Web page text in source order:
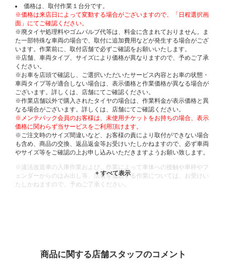
価格は、取付作業１台分です。
※価格は来店日によって変動する場合がございますので、「日程選択画
面」にてご確認ください。
※廃タイヤ処理料やゴムバルブ代等は、料金に含まれておりません。ま
た一部特殊な車両の場合で、取付に追加費用などが発生する場合がござ
います。作業前に、取付店舗で必ずご確認をお願いいたします。
※店舗、車両タイプ、サイズにより価格が異なりますので、予めご了承
ください。
※お車を店頭で確認し、ご選択いただいたサービス内容とお車の状態・
車両タイプ等が適合しない場合は、表示価格と作業価格が異なる場合が
ございます。詳しくは、店舗にてご確認ください。
※作業店舗以外で購入されたタイヤの場合は、作業料金が表示価格と異
なる場合がございます。詳しくは、店舗にてご確認ください。
※メンテパック会員のお客様は、未使用チケットをお持ちの場合、表示
価格に関わらず当サービスをご利用頂けます。
※ご注文時のサイズ間違いなど、お客様の責により取付ができない場合
も含め、商品の交換、返品返金等お受けいたしかねますので、必ず車両
やサイズ等をご確認の上お申し込みいただきますようお願い致します。
※違法改造車の入庫作業および、作業によって車体への接触や車枠やフ
ェンダーからのはみ出し等、法規を逸脱する作業については、お受けい
たしかねますので、予めご了承ください。
商品に関する店舗スタッフのコメント